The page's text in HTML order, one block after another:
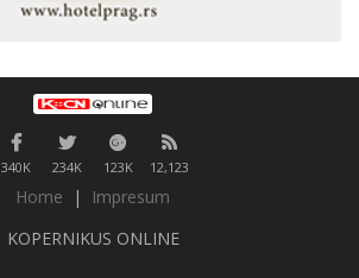
340K 234K 123K 12,123
Home |
Impresum
KOPERNIKUS ONLINE